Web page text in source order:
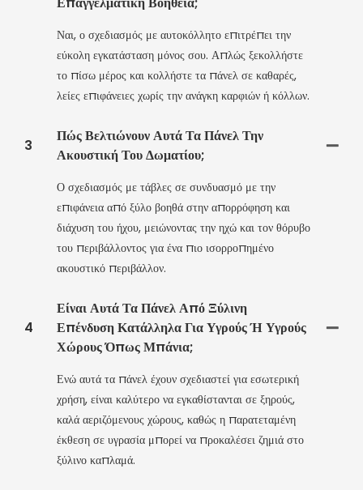
Ναι, ο σχεδιασμός με αυτοκόλλητο επιτρέπει την
εύκολη εγκατάσταση μόνος σου. Απλώς ξεκολλήστε
το πίσω μέρος και κολλήστε τα πάνελ σε καθαρές,
λείες επιφάνειες χωρίς την ανάγκη καρφιών ή κόλλων.
3
Πώς Βελτιώνουν Αυτά Τα Πάνελ Την
Ακουστική Του Δωματίου;
Ο σχεδιασμός με τάβλες σε συνδυασμό με την
επιφάνεια από ξύλο βοηθά στην απορρόφηση και
διάχυση του ήχου, μειώνοντας την ηχώ και τον θόρυβο
του περιβάλλοντος για ένα πιο ισορροπημένο
ακουστικό περιβάλλον.
4
Είναι Αυτά Τα Πάνελ Από Ξύλινη
Επένδυση Κατάλληλα Για Υγρούς Ή Υγρούς
Χώρους Όπως Μπάνια;
Ενώ αυτά τα πάνελ έχουν σχεδιαστεί για εσωτερική
χρήση, είναι καλύτερο να εγκαθίστανται σε ξηρούς,
καλά αεριζόμενους χώρους, καθώς η παρατεταμένη
έκθεση σε υγρασία μπορεί να προκαλέσει ζημιά στο
ξύλινο καπλαμά.